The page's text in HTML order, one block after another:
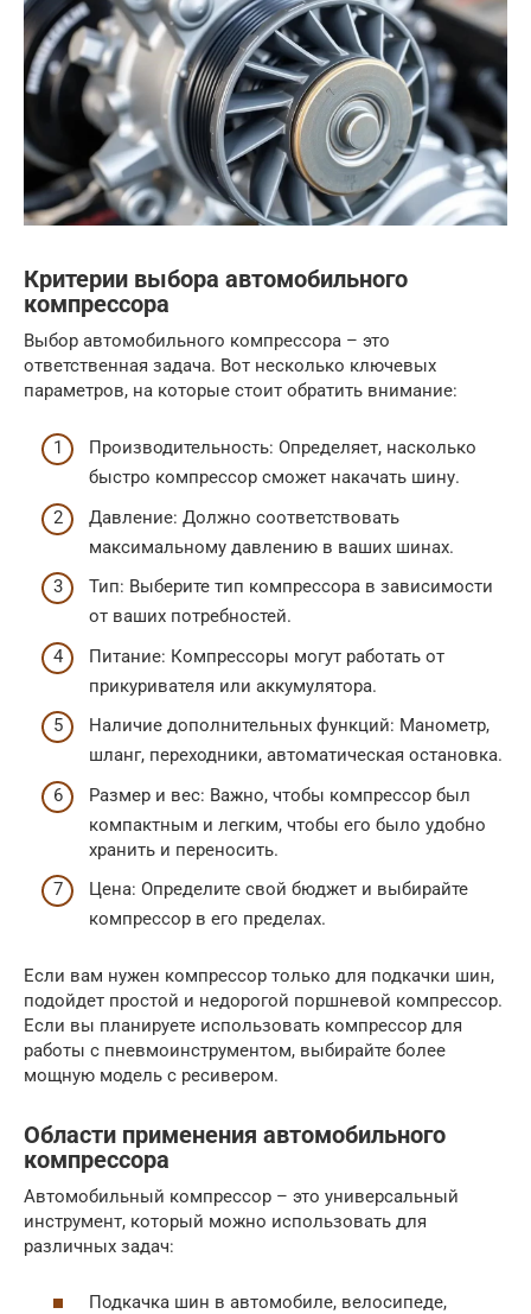
Критерии выбора автомобильного
компрессора
Выбор автомобильного компрессора – это
ответственная задача. Вот несколько ключевых
параметров, на которые стоит обратить внимание:
Производительность: Определяет, насколько
быстро компрессор сможет накачать шину.
Давление: Должно соответствовать
максимальному давлению в ваших шинах.
Тип: Выберите тип компрессора в зависимости
от ваших потребностей.
Питание: Компрессоры могут работать от
прикуривателя или аккумулятора.
Наличие дополнительных функций: Манометр,
шланг, переходники, автоматическая остановка.
Размер и вес: Важно, чтобы компрессор был
компактным и легким, чтобы его было удобно
хранить и переносить.
Цена: Определите свой бюджет и выбирайте
компрессор в его пределах.
Если вам нужен компрессор только для подкачки шин,
подойдет простой и недорогой поршневой компрессор.
Если вы планируете использовать компрессор для
работы с пневмоинструментом, выбирайте более
мощную модель с ресивером.
Области применения автомобильного
компрессора
Автомобильный компрессор – это универсальный
инструмент, который можно использовать для
различных задач:
Подкачка шин в автомобиле, велосипеде,